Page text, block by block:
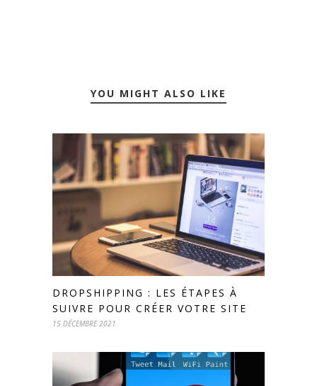
YOU MIGHT ALSO LIKE
DROPSHIPPING : LES ÉTAPES À
SUIVRE POUR CRÉER VOTRE SITE
15 DÉCEMBRE 2021